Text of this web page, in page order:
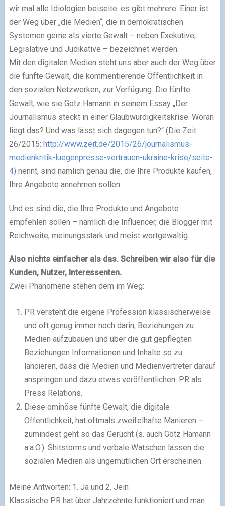
wir mal alle Idiologien beiseite: es gibt mehrere. Einer ist
der Weg über „die Medien“, die in demokratischen
Systemen gerne als vierte Gewalt – neben Exekutive,
Legislative und Judikative – bezeichnet werden.
Mit den digitalen Medien steht uns aber auch der Weg über
die fünfte Gewalt, die kommentierende Öffentlichkeit in
den sozialen Netzwerken, zur Verfügung. Die fünfte
Gewalt, wie sie Götz Hamann in seinem Essay „Der
Journalismus steckt in einer Glaubwürdigkeitskrise. Woran
liegt das? Und was lässt sich dagegen tun?“ (Die Zeit
26/2015: http://www.zeit.de/2015/26/journalismus-
medienkritik-luegenpresse-vertrauen-ukraine-krise/seite-
4) nennt, sind nämlich genau die, die Ihre Produkte kaufen,
Ihre Angebote annehmen sollen.
Und es sind die, die Ihre Produkte und Angebote
empfehlen sollen – nämlich die Influencer, die Blogger mit
Reichweite, meinungsstark und meist wortgewaltig.
Also nichts einfacher als das. Schreiben wir also für die
Kunden, Nutzer, Interessenten.
Zwei Phänomene stehen dem im Weg:
PR versteht die eigene Profession klassischerweise
und oft genug immer noch darin, Beziehungen zu
Medien aufzubauen und über die gut gepflegten
Beziehungen Informationen und Inhalte so zu
lancieren, dass die Medien und Medienvertreter darauf
anspringen und dazu etwas veröffentlichen. PR als
Press Relations.
Diese ominöse fünfte Gewalt, die digitale
Öffentlichkeit, hat oftmals zweifelhafte Manieren –
zumindest geht so das Gerücht (s. auch Götz Hamann
a.a.O.). Shitstorms und verbale Watschen lassen die
sozialen Medien als ungemütlichen Ort erscheinen.
Meine Antworten: 1. Ja und 2. Jein
Klassische PR hat über Jahrzehnte funktioniert und man